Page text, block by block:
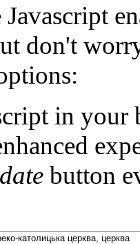
don't
in your
button